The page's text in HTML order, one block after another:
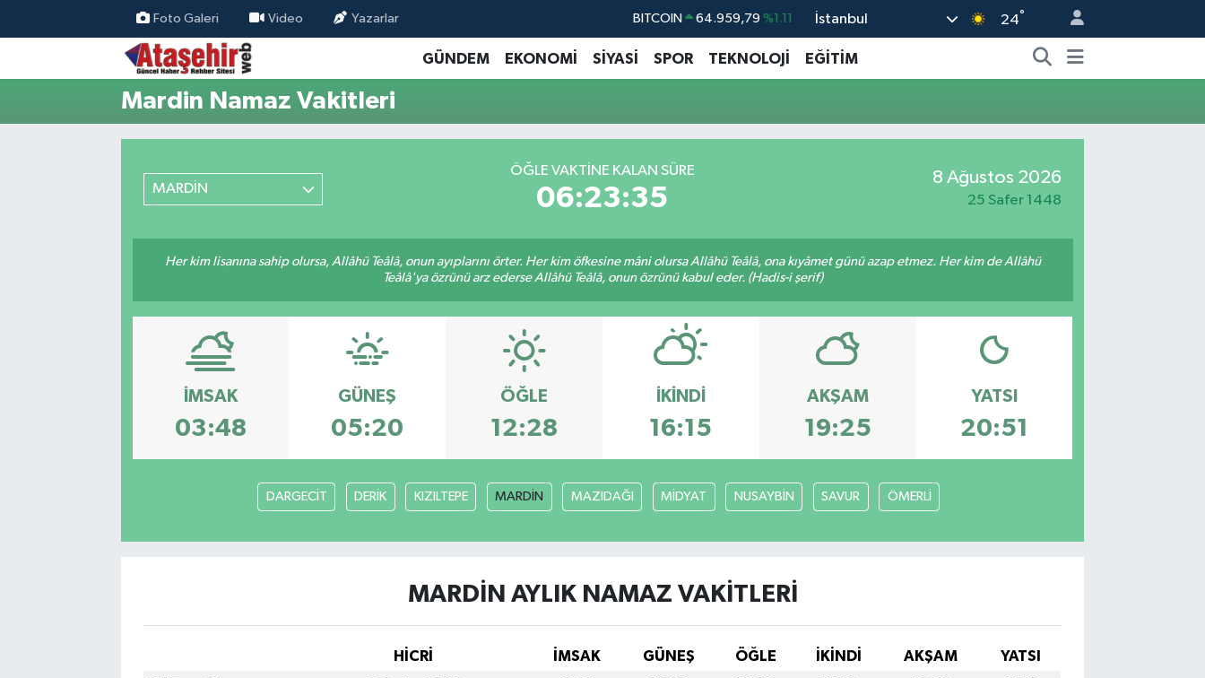
Foto Galeri Video Yazarlar BITCOIN 64.959,79 %1.11
DOLAR 47,7436 %0.18
EURO 55,2510 %0.32
İstanbul 24°
GÜNDEM EKONOMİ SİYASİ SPOR TEKNOLOJİ EĞİTİM
Mardin Namaz Vakitleri
MARDİN
ÖĞLE VAKTINE KALAN SÜRE
06:23:34
8 Ağustos 2026
25 Safer 1448
Her kim lisanına sahip olursa, Allâhü Teâlâ, onun ayıplarını örter. Her kim öfkesine mâni olursa Allâhü Teâlâ, ona kıyâmet günü azap etmez. Her kim de Allâhü
Teâlâ'ya özrünü arz ederse Allâhü Teâlâ, onun özrünü kabul eder. (Hadis-i şerif)
İMSAK
03:48
GÜNEŞ
05:20
ÖĞLE
12:28
İKINDI
16:15
AKŞAM
19:25
YATSI
20:51
DARGECİT DERİK KIZILTEPE MARDİN MAZIDAĞI MİDYAT NUSAYBİN SAVUR ÖMERLİ
MARDİN AYLIK NAMAZ VAKITLERI
HİCRİ İMSAK GÜNEŞ ÖĞLE İKINDI AKŞAM
YATSI
Hava Durumu
Trafik Durumu
Tüm Manşetler